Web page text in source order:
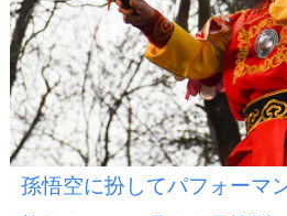
孫悟空に扮してパフォーマ